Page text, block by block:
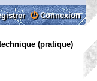
Connexion
(pratique)